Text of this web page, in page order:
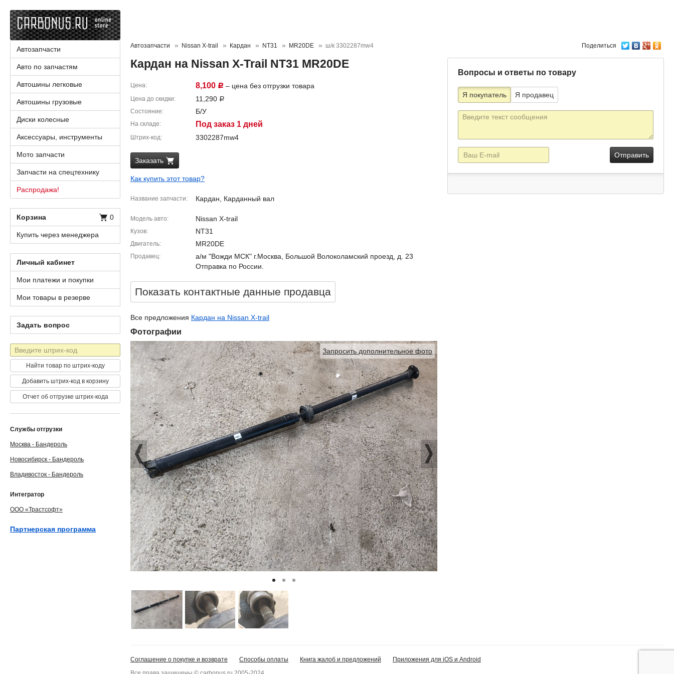
Поделиться
Автозапчасти Nissan X-trail Кардан NT31 MR20DE ш/к 3302287mw4
Кардан на Nissan X-Trail NT31 MR20DE
Цена 8,100 Р – цена без отгрузки товара
Цена до скидки 11,290 Р
Состояние Б/У
На складе Под заказ 1 дней
Штрих-код 3302287mw4
Заказать
Как купить этот товар?
Название запчасти Кардан, Карданный вал
Модель авто Nissan X-trail
Кузов NT31
Двигатель MR20DE
Продавец
а/м "Вожди МСК" г.Москва, Большой Волоколамский проезд, д. 23
Отправка по России.
Показать контактные данные продавцa
Все предложения Кардан на Nissan X-trail
Фотографии
Запросить дополнительное фото
Вопросы и ответы по товару
Я покупатель Я продавец
Текст
E-
mail
Автозапчасти
Авто по запчастям
Автошины легковые
Автошины грузовые
Диски колесные
Аксессуары, инструменты
Мото запчасти
Запчасти на спецтехнику
Распродажа!
Корзина 0
Купить через менеджера
Личный кабинет
Мои платежи и покупки
Мои товары в резерве
Задать вопрос
Штрих-
код
Найти товар по штрих-коду
Добавить штрих-код в корзину
Отчет об отгрузке штрих-кода
Службы отгрузки
Москва - Бандероль
Новосибирск - Бандероль
Владивосток - Бандероль
Интегратор
ООО «Трастсофт»
Партнерская программа
Соглашение о покупке и возврате Способы оплаты Книга жалоб и предложений
Приложения для iOS и Android